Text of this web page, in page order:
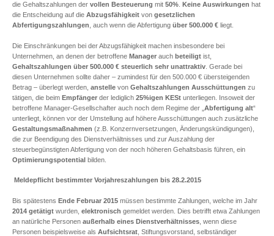
die Gehaltszahlungen der vollen Besteuerung mit 50% Keine Auswirkungen hat
die Entscheidung auf die Abzugsfähigkeit von gesetzlichen
Abfertigungszahlungen , auch wenn die Abfertigung über 500.000 € liegt.
Die Einschränkungen bei der Abzugsfähigkeit machen insbesondere bei
Unternehmen, an denen der betroffene Manager auch beteiligt ist,
Gehaltszahlungen über 500.000 € steuerlich sehr unattraktiv . Gerade bei
diesen Unternehmen sollte daher – zumindest für den 500.000 € übersteigenden
Betrag – überlegt werden, anstelle von Gehaltszahlungen Ausschüttungen zu
tätigen, die beim Empfänger der lediglich 25%igen KESt unterliegen. Insoweit der
betroffene Manager-Gesellschafter auch noch dem Regime der „ Abfertigung alt“
unterliegt, können vor der Umstellung auf höhere Ausschüttungen auch zusätzliche
Gestaltungsmaßnahmen (z.B. Konzernversetzungen, Änderungskündigungen),
die zur Beendigung des Dienstverhältnisses und zur Auszahlung der
steuerbegünstigten Abfertigung von der noch höheren Gehaltsbasis führen, ein
Optimierungspotential bilden.
Meldepflicht bestimmter Vorjahreszahlungen bis 28.2.2015
Bis spätestens Ende Februar 2015 müssen bestimmte Zahlungen, welche im Jahr
2014 getätigt wurden, elektronisch gemeldet werden. Dies betrifft etwa Zahlungen
an natürliche Personen außerhalb eines Dienstverhältnisses , wenn diese
Personen beispielsweise als Aufsichtsrat , Stiftungsvorstand, selbständiger